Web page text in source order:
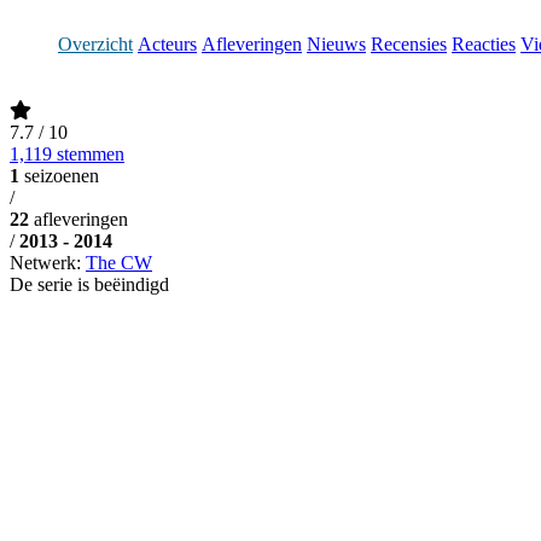
Overzicht Acteurs Afleveringen Nieuws Recensies Reacties
7.7 / 10
1,119 stemmen
1 seizoenen
/
22 afleveringen
/ 2013 - 2014
Netwerk: The CW
De serie is beëindigd